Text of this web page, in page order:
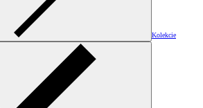
Kolekcie